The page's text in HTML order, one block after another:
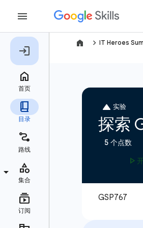
navigate_next IT Heroes